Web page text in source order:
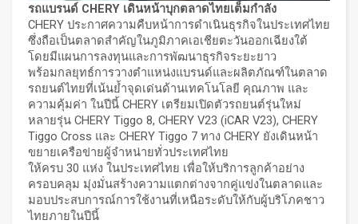
รถแบรนด์ ​ CHERY เดินหน้าบุกตลาดไทยเต็มกำลัง
CHERY ประกาศความคืบหน้าการดำเนินธุรกิจในประเทศไทย
ซึ่งถือเป็นตลาดสำคัญในภูมิภาคเอเชียตะวันออกเฉียงใต้
โดยมีแผนการลงทุนและการพัฒนาธุรกิจระยะยาว
พร้อมกลยุทธ์การวางตำแหน่งแบรนด์และผลิตภัณฑ์ในตลาด
รถยนต์ไทยที่เน้นย้ำจุดเด่นด้านเทคโนโลยี คุณภาพ และ
ความคุ้มค่า ในปีนี้ CHERY เตรียมเปิดตัวรถยนต์รุ่นใหม่
หลายรุ่น CHERY Tiggo 8, CHERY V23 (iCAR V23), CHERY
Tiggo Cross และ CHERY Tiggo 7 ทาง CHERY ยังเดินหน้า
ขยายเครือข่ายผู้จำหน่ายทั่วประเทศไทย
ให้ครบ 30 แห่ง ในประเทศไทย เพื่อให้บริการลูกค้าอย่าง
ครอบคลุม มุ่งมั่นสร้างความแตกต่างจากคู่แข่งในตลาดและ
มอบประสบการณ์การใช้งานที่เหนือระดับให้กับผู้บริโภคชาว
ไทยภายในปีนี้